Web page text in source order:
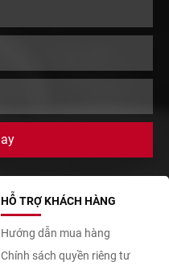
HỖ TRỢ KHÁCH HÀNG
Hướng dẫn mua hàng
Chính sách quyền riêng tư